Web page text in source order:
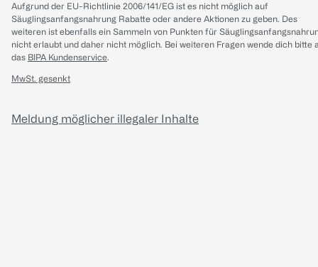
Aufgrund der EU-Richtlinie 2006/141/EG ist es nicht möglich auf
Säuglingsanfangsnahrung Rabatte oder andere Aktionen zu geben. Des
weiteren ist ebenfalls ein Sammeln von Punkten für
nicht erlaubt und daher nicht möglich. Bei weiteren Fragen wende dich bitte
das BIPA Kundenservice.
MwSt. gesenkt
Meldung möglicher illegaler Inhalte